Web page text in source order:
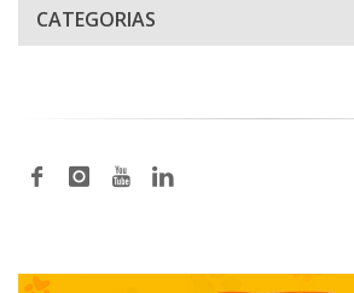
CATEGORIAS